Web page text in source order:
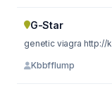
G-Star
Kbbfflump